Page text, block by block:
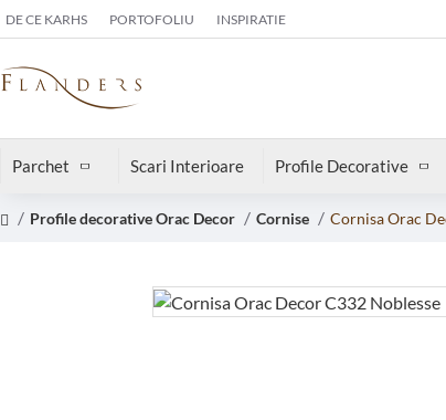
DE CE KARHS PORTOFOLIU INSPIRATIE
Parchet Scari Interioare Profile Decorative
Profile decorative Orac Decor Cornise Cornisa Orac